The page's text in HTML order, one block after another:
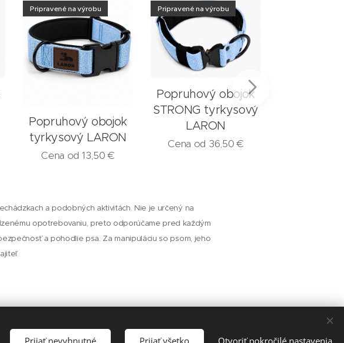
Popruhový obojok
tyrkysový LARON
Pripravené na výrobu
Cena od 13,50€
Popruhový obojok
STRONG tyrkysový
LARON
Pripravené na výrobu
Cena od 36,50€
a podobných aktivitách. Nie je určený na
opotrebovaniu, preto odporúčame pred každým
a pohodlie psa. Za manipuláciu so psom, jeho
Prijať nevyhnutné Prijať všetko Otvoriť pokročilé nastavenia